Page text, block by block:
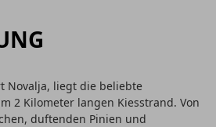
Novalja, liegt die beliebte
2 Kilometer langen Kiesstrand. Von
duftenden Pinien und